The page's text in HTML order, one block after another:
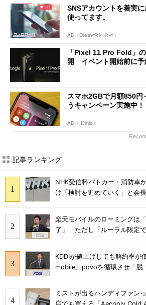
SNSアカウントを着実
使ってます。
AD（Dreaw合同会社）
「Pixel 11 Pro Fold」
開 イベント開始前に予
スマホ2GBで月額850
うキャンペーン実施中！
AD（IIJmio）
記事ランキング
NHK受信料パトカー・消防車
け「検討を進めていく」と会長
楽天モバイルのローミングは
了」 ただし「ルーラル限定
KDDIが値上げしても解約率
mobile、povoを循環させ「脱
ミストが出るハンディファン